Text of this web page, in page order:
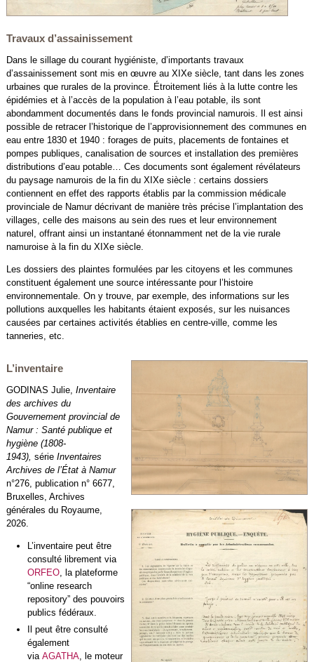
Travaux d’assainissement
Dans le sillage du courant hygiéniste, d’importants travaux
d’assainissement sont mis en œuvre au XIXe siècle, tant dans les zones
urbaines que rurales de la province. Étroitement liés à la lutte contre les
épidémies et à l’accès de la population à l’eau potable, ils sont
abondamment documentés dans le fonds provincial namurois. Il est ainsi
possible de retracer l’historique de l’approvisionnement des communes en
eau entre 1830 et 1940 : forages de puits, placements de fontaines et
pompes publiques, canalisation de sources et installation des premières
distributions d’eau potable… Ces documents sont également révélateurs
du paysage namurois de la fin du XIXe siècle : certains dossiers
contiennent en effet des rapports établis par la commission médicale
provinciale de Namur décrivant de manière très précise l’implantation des
villages, celle des maisons au sein des rues et leur environnement
naturel, offrant ainsi un instantané étonnamment net de la vie rurale
namuroise à la fin du XIXe siècle.
Les dossiers des plaintes formulées par les citoyens et les communes
constituent également une source intéressante pour l’histoire
environnementale. On y trouve, par exemple, des informations sur les
pollutions auxquelles les habitants étaient exposés, sur les nuisances
causées par certaines activités établies en centre-ville, comme les
tanneries, etc.
L’inventaire
GODINAS Julie, Inventaire
des archives du
Gouvernement provincial de
Namur : Santé publique et
hygiène (1808-
1943), série Inventaires
Archives de l’État à Namur
n°276, publication n° 6677,
Bruxelles, Archives
générales du Royaume,
2026.
L’inventaire peut être
consulté librement via
ORFEO, la plateforme
“online research
repository” des pouvoirs
publics fédéraux.
Il peut être consulté
également
via AGATHA, le moteur